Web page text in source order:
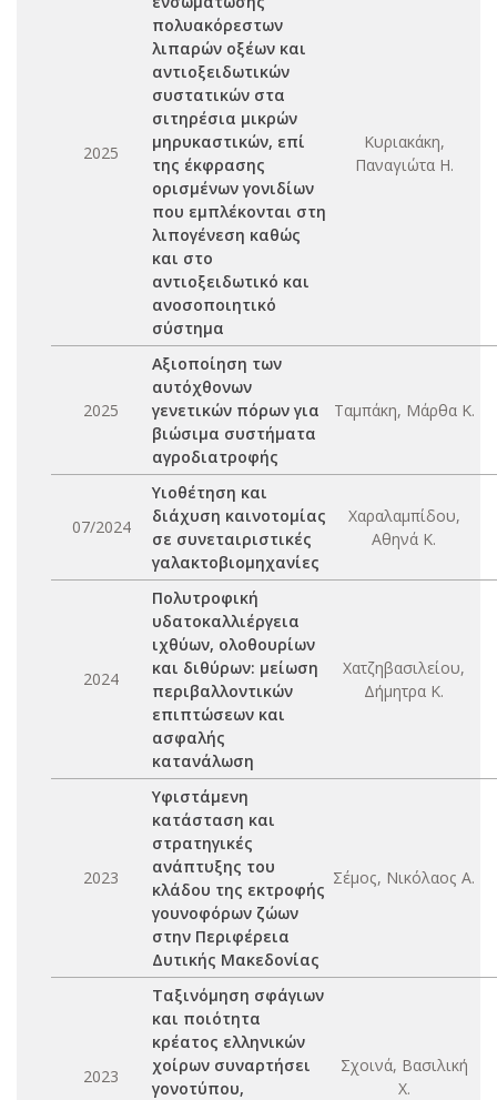
2025
πολυακόρεστων
λιπαρών οξέων και
αντιοξειδωτικών
συστατικών στα
σιτηρέσια μικρών
μηρυκαστικών, επί
της έκφρασης
ορισμένων γονιδίων
που εμπλέκονται στη
λιπογένεση καθώς
και στο
αντιοξειδωτικό και
ανοσοποιητικό
σύστημα
Κυριακάκη,
Παναγιώτα Η.
2025
Aξιοποίηση των
αυτόχθονων
γενετικών πόρων για
βιώσιμα συστήματα
αγροδιατροφής
Ταμπάκη, Μάρθα Κ.
07/2024
Υιοθέτηση και
διάχυση καινοτομίας
σε συνεταιριστικές
γαλακτοβιομηχανίες
Χαραλαμπίδου,
Αθηνά Κ.
2024
Πολυτροφική
υδατοκαλλιέργεια
ιχθύων, ολοθουρίων
και διθύρων: μείωση
περιβαλλοντικών
επιπτώσεων και
ασφαλής
κατανάλωση
Χατζηβασιλείου,
Δήμητρα Κ.
2023
Υφιστάμενη
κατάσταση και
στρατηγικές
ανάπτυξης του
κλάδου της εκτροφής
γουνοφόρων ζώων
στην Περιφέρεια
Δυτικής Μακεδονίας
Σέμος, Νικόλαος Α.
2023
Ταξινόμηση σφάγιων
και ποιότητα
κρέατος ελληνικών
χοίρων συναρτήσει
γονοτύπου,
Σχοινά, Βασιλική
Χ.